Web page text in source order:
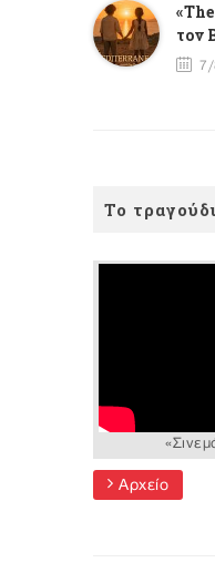
τον
7/
Το
Αρχείο